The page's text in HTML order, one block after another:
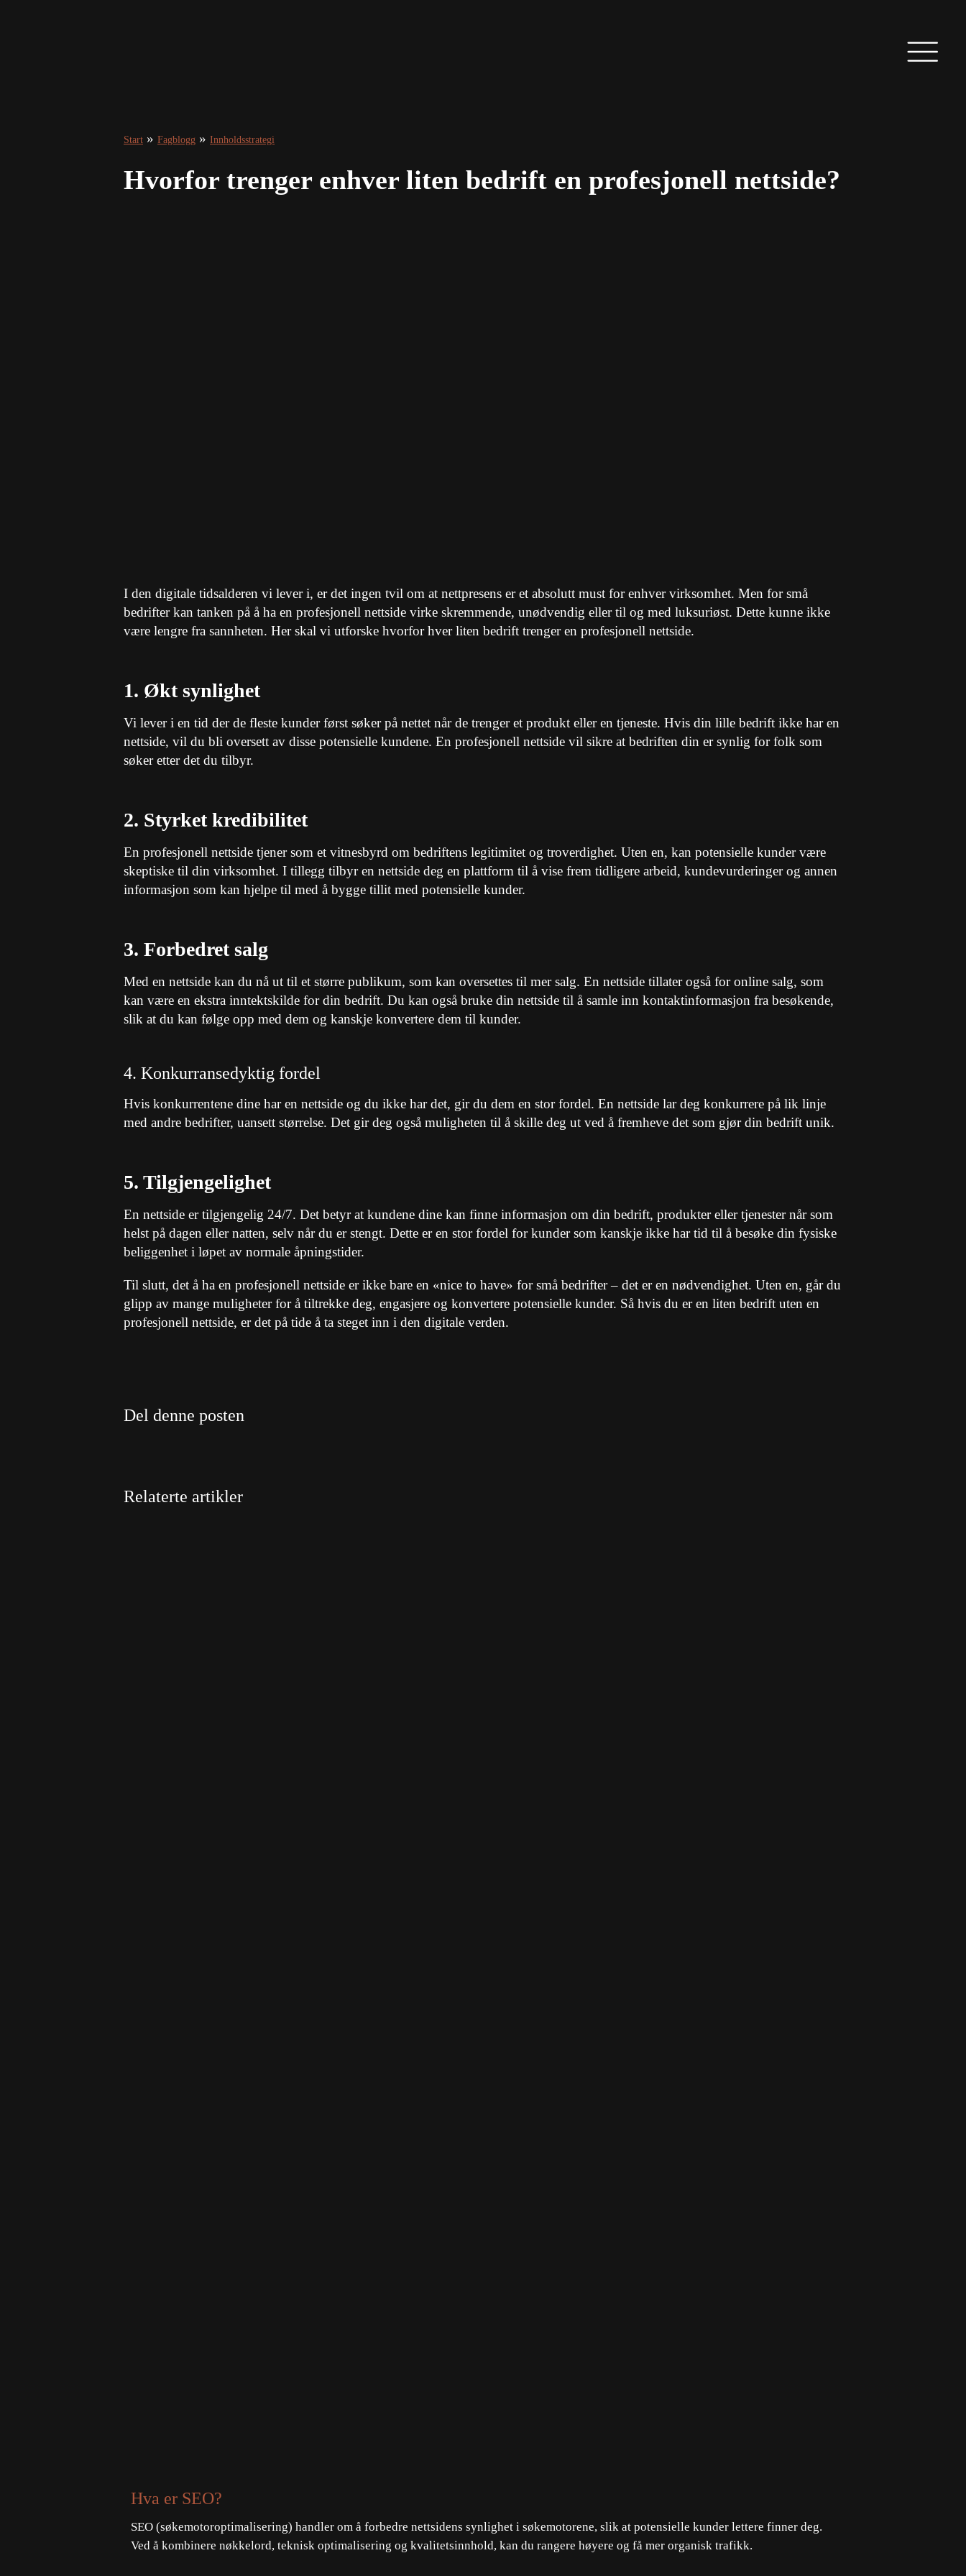
Start » Fagblogg » Innholdsstrategi
Hvorfor trenger enhver liten bedrift en profesjonell nettside?
I den digitale tidsalderen vi lever i, er det ingen tvil om at nettpresens er et absolutt must for enhver virksomhet. Men for små
bedrifter kan tanken på å ha en profesjonell nettside virke skremmende, unødvendig eller til og med luksuriøst. Dette kunne ikke
være lengre fra sannheten. Her skal vi utforske hvorfor hver liten bedrift trenger en profesjonell nettside.
1. Økt synlighet
Vi lever i en tid der de fleste kunder først søker på nettet når de trenger et produkt eller en tjeneste. Hvis din lille bedrift ikke har en
nettside, vil du bli oversett av disse potensielle kundene. En profesjonell nettside vil sikre at bedriften din er synlig for folk som
søker etter det du tilbyr.
2. Styrket kredibilitet
En profesjonell nettside tjener som et vitnesbyrd om bedriftens legitimitet og troverdighet. Uten en, kan potensielle kunder være
skeptiske til din virksomhet. I tillegg tilbyr en nettside deg en plattform til å vise frem tidligere arbeid, kundevurderinger og annen
informasjon som kan hjelpe til med å bygge tillit med potensielle kunder.
3. Forbedret salg
Med en nettside kan du nå ut til et større publikum, som kan oversettes til mer salg. En nettside tillater også for online salg, som
kan være en ekstra inntektskilde for din bedrift. Du kan også bruke din nettside til å samle inn kontaktinformasjon fra besøkende,
slik at du kan følge opp med dem og kanskje konvertere dem til kunder.
4. Konkurransedyktig fordel
Hvis konkurrentene dine har en nettside og du ikke har det, gir du dem en stor fordel. En nettside lar deg konkurrere på lik linje
med andre bedrifter, uansett størrelse. Det gir deg også muligheten til å skille deg ut ved å fremheve det som gjør din bedrift unik.
5. Tilgjengelighet
En nettside er tilgjengelig 24/7. Det betyr at kundene dine kan finne informasjon om din bedrift, produkter eller tjenester når som
helst på dagen eller natten, selv når du er stengt. Dette er en stor fordel for kunder som kanskje ikke har tid til å besøke din fysiske
beliggenhet i løpet av normale åpningstider.
Til slutt, det å ha en profesjonell nettside er ikke bare en «nice to have» for små bedrifter – det er en nødvendighet. Uten en, går du
glipp av mange muligheter for å tiltrekke deg, engasjere og konvertere potensielle kunder. Så hvis du er en liten bedrift uten en
profesjonell nettside, er det på tide å ta steget inn i den digitale verden.
Del denne posten
Relaterte artikler
Hva er SEO?
SEO (søkemotoroptimalisering) handler om å forbedre nettsidens synlighet i søkemotorene, slik at potensielle kunder lettere finner deg.
Ved å kombinere nøkkelord, teknisk optimalisering og kvalitetsinnhold, kan du rangere høyere og få mer organisk trafikk.